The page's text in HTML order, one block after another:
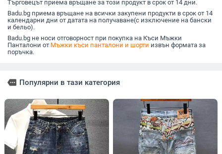
Търговецът приема връщане за този продукт в срок от 14 дни.
Badu.bg приема връщане на всички закупени продукти в срок от 14
календарни дни от датата на получаване(с изключение на бански
и бельо).
Badu.bg не носи отговорност при покупка на Къси Мъжки
Панталони от Мъжки къси панталони и шорти извън формата за
поръчка.
more Популярни в тази категория